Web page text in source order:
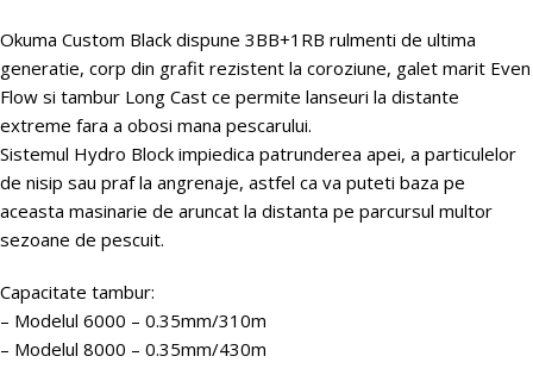
Okuma Custom Black dispune 3BB+1RB rulmenti de ultima
generatie, corp din grafit rezistent la coroziune, galet marit Even
Flow si tambur Long Cast ce permite lanseuri la distante
extreme fara a obosi mana pescarului.
Sistemul Hydro Block impiedica patrunderea apei, a particulelor
de nisip sau praf la angrenaje, astfel ca va puteti baza pe
aceasta masinarie de aruncat la distanta pe parcursul multor
sezoane de pescuit.
Capacitate tambur:
– Modelul 6000 – 0.35mm/310m
– Modelul 8000 – 0.35mm/430m